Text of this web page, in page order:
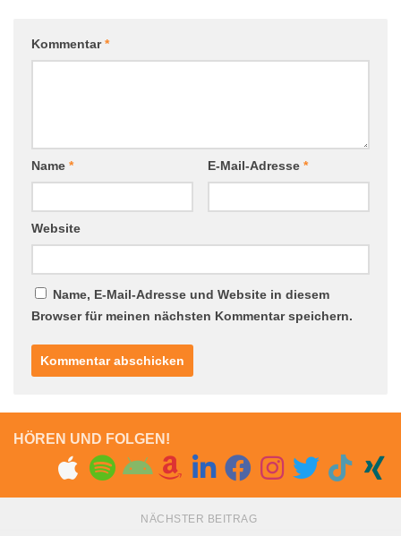
Kommentar*
Name * E-Mail-Adresse *
Website
Name, E-Mail-Adresse und Website in diesem
Browser für meinen nächsten Kommentar speichern.
HÖREN UND FOLGEN!
NÄCHSTER BEITRAG